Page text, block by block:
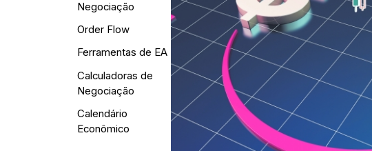
Negociação
Order Flow
Ferramentas de EA
Calculadoras de
Negociação
Calendário
Econômico